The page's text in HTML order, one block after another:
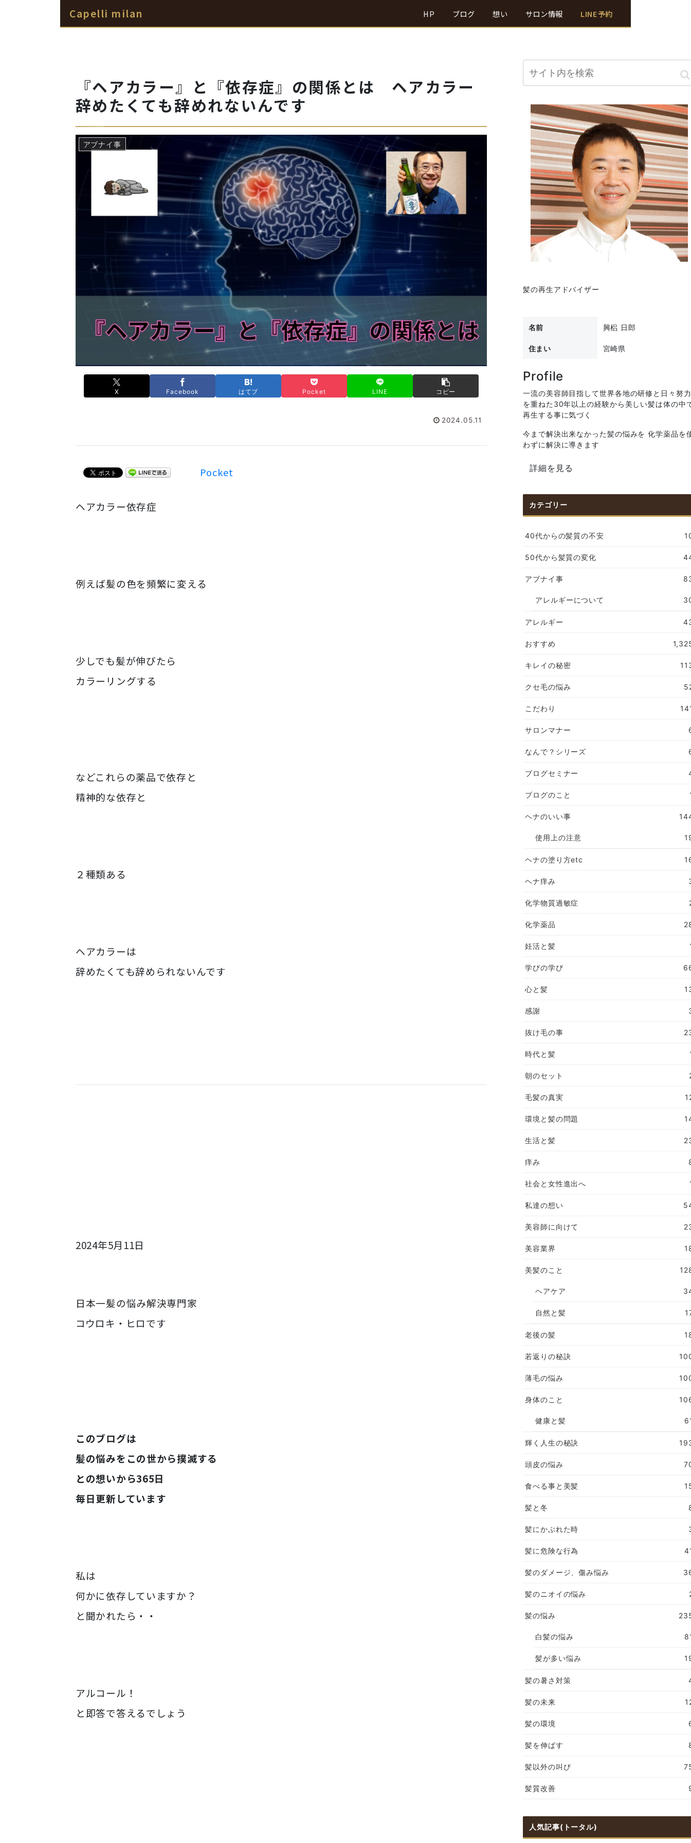
Capelli milan HP ブログ 想い サロン情報 LINE予約
『ヘアカラー』と『依存症』の関係とは ヘアカラー
辞めたくても辞めれないんです
アブナイ事
X Facebook はてブ Pocket LINE コピー
2024.05.11
Pocket
ヘアカラー依存症
例えば髪の色を頻繁に変える
少しでも髪が伸びたら
カラーリングする
などこれらの薬品で依存と
精神的な依存と
２種類ある
ヘアカラーは
辞めたくても辞められないんです
2024年5月11日
日本一髪の悩み解決専門家
コウロキ・ヒロです
このブログは
髪の悩みをこの世から撲滅する
との想いから365日
毎日更新しています
私は
何かに依存していますか？
と聞かれたら・・
アルコール！
と即答で答えるでしょう
髪の再生アドバイザー
名前 興梠 日郎
住まい 宮崎県
Profile
一流の美容師目指して世界各地の研修と日々努力
を重ねた30年以上の経験から美しい髪は体の中
再生する事に気づく
今まで解決出来なかった髪の悩みを 化学薬品を
わずに解決に導きます
詳細を見る
カテゴリー
40代からの髪質の不安
50代から髪質の変化
アブナイ事
アレルギーについて
アレルギー
おすすめ
キレイの秘密
クセ毛の悩み
こだわり
サロンマナー
なんで？シリーズ
ブログセミナー
ブログのこと
ヘナのいい事
使用上の注意
ヘナの塗り方etc
ヘナ痒み
化学物質過敏症
化学薬品
妊活と髪
学びの学び
心と髪
感謝
抜け毛の事
時代と髪
朝のセット
毛髪の真実
環境と髪の問題
生活と髪
痒み
社会と女性進出へ
私達の想い
美容師に向けて
美容業界
美髪のこと
ヘアケア
自然と髪
老後の髪
若返りの秘訣
薄毛の悩み
身体のこと
健康と髪
輝く人生の秘訣
頭皮の悩み
食べる事と美髪
髪と冬
髪にかぶれた時
髪に危険な行為
髪のダメージ、傷み悩み
髪のニオイの悩み
髪の悩み
白髪の悩み
髪が多い悩み
髪の暑さ対策
髪の未来
髪の環境
髪を伸ばす
髪以外の叫び
髪質改善
人気記事(トータル)